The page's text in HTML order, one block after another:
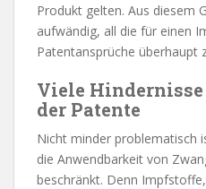
Produkt gelten. Aus diesem
aufwändig, all die für einen
Patentansprüche überhaupt
Viele
der Patente
Nicht minder problematisch
die Anwendbarkeit von
beschränkt. Denn